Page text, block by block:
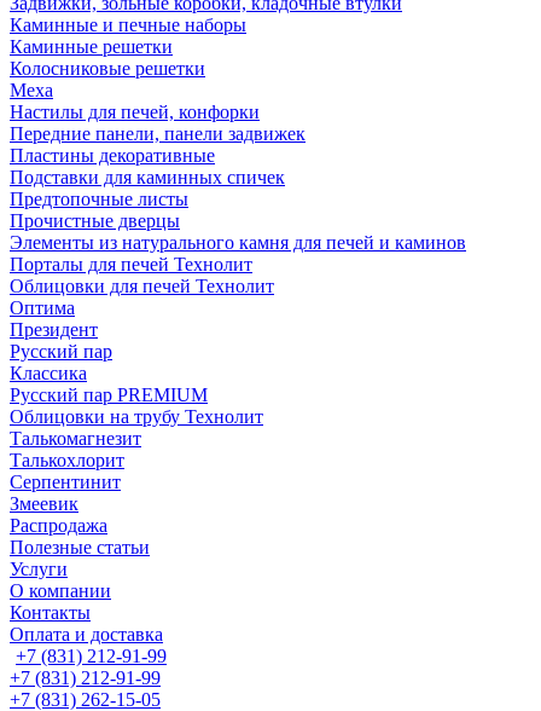
Каминные и печные наборы
Каминные решетки
Колосниковые решетки
Меха
Настилы для печей, конфорки
Передние панели, панели задвижек
Пластины декоративные
Подставки для каминных спичек
Предтопочные листы
Прочистные дверцы
Элементы из натурального камня для печей и каминов
Порталы для печей Технолит
Облицовки для печей Технолит
Оптима
Президент
Русский пар
Классика
Русский пар PREMIUM
Облицовки на трубу Технолит
Талькомагнезит
Талькохлорит
Серпентинит
Змеевик
Распродажа
Полезные статьи
Услуги
О компании
Контакты
Оплата и доставка
+7 (831) 212-91-99
+7 (831) 212-91-99
+7 (831) 262-15-05